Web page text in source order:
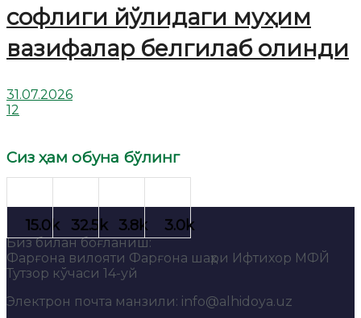
софлиги йўлидаги муҳим
вазифалар белгилаб олинди
31.07.2026
12
Сиз ҳам обуна бўлинг
Биз билан боғланиш:
Фарғона вилояти Фарғона шаҳри Ифтихор МФЙ
Тутзор кўчаси 14-уй
Электрон почта манзили: info@alhidoya.uz